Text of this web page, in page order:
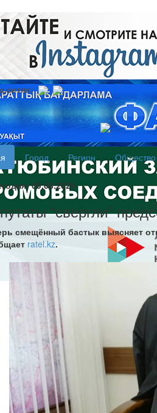
Город Регион Общество
09.08.2026
“свергли”
смещённый бастык выясняет
ratel.kz.